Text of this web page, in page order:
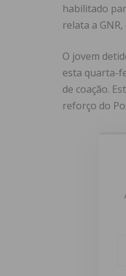
habilitado
relata a GNR,
O jovem
esta quarta-
de coação.
reforço do